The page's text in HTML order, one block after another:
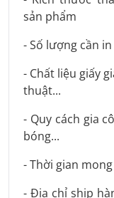
sản phẩm
- Số lượng cần
- Chất liệu giấy
thuật...
- Quy cách gia
bóng...
- Thời gian
- Địa chỉ ship